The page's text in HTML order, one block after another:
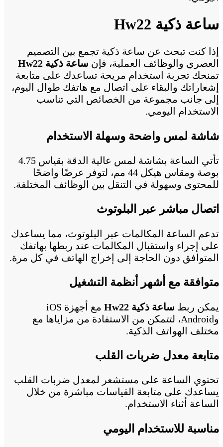
ساعة ذكية Hw22
إذا كنت تبحث عن ساعة ذكية تجمع بين التصميم
العصري والوظائف العملية، فإن ساعة ذكية Hw22
تمنحك تجربة استخدام مريحة تساعدك على متابعة
إشعاراتك والبقاء على اتصال مع هاتفك طوال اليوم،
إلى جانب مجموعة من الخصائص التي تناسب
الاستخدام اليومي.
شاشة لمس واضحة وسهلة الاستخدام
تأتي الساعة بشاشة لمس عالية الدقة بقياس 4.75
بوصة ومقاس هيكل 44 مم، لتوفر عرضًا واضحًا
للمحتوى وسهولة في التنقل بين الوظائف المختلفة.
اتصال مباشر عبر البلوتوث
تدعم الساعة المكالمات عبر البلوتوث، مما يساعدك
على إجراء واستقبال المكالمات عند ربطها بهاتفك
المتوافق دون الحاجة إلى إخراج الهاتف في كل مرة.
متوافقة مع أشهر أنظمة التشغيل
يمكن ربط ساعة ذكية Hw22
مع أجهزة iOS
وAndroid، لتتمكن من الاستفادة من مزاياها مع
مختلف الهواتف الذكية.
متابعة معدل ضربات القلب
تحتوي الساعة على مستشعر لمعدل ضربات القلب
يساعدك على متابعة القياسات مباشرة من خلال
الساعة أثناء الاستخدام.
مناسبة للاستخدام اليومي